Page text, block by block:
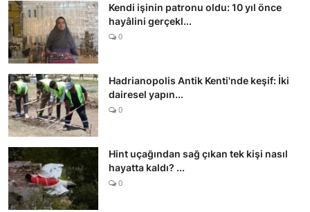
Kendi işinin patronu oldu: 10 yıl önce
hayâlini gerçekl...
0
Hadrianopolis Antik Kenti'nde keşif: İki
dairesel yapın...
0
Hint uçağından sağ çıkan tek kişi nasıl
hayatta kaldı? ...
0